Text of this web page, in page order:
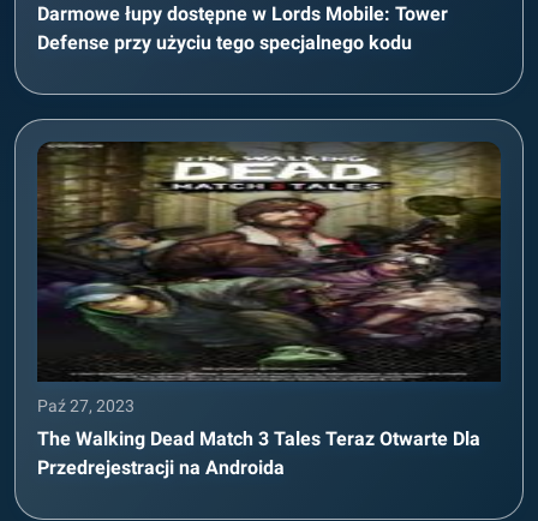
Darmowe łupy dostępne w Lords Mobile: Tower
Defense przy użyciu tego specjalnego kodu
Paź 27, 2023
The Walking Dead Match 3 Tales Teraz Otwarte Dla
Przedrejestracji na Androida